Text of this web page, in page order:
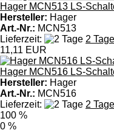
Hager MCN513 LS-
Hersteller: Hager
Art.-Nr.: MCN513
Lieferzeit:
2 Tage
11,11 EUR
Hager MCN516 LS-
Hersteller: Hager
Art.-Nr.: MCN516
Lieferzeit:
2 Tage
100 %
0 %